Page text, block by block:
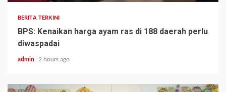
BERITA TERKINI
BPS: Kenaikan harga ayam ras di 188 daerah perlu
diwaspadai
admin 2 hours ago